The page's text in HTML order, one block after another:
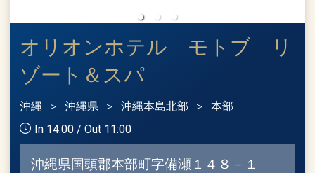
オリオンホテル モトブ リ
ゾート＆スパ
沖縄 沖縄県 沖縄本島北部
本部
In 14:00 / Out 11:00
沖縄県国頭郡本部町字備瀬１４８－１